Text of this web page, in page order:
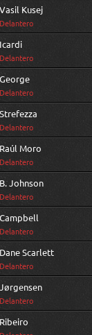
Vasil Kusej
Delantero
Icardi
Delantero
George
Delantero
Strefezza
Delantero
Raúl Moro
Delantero
B. Johnson
Delantero
Campbell
Delantero
Dane Scarlett
Delantero
Jørgensen
Delantero
Ribeiro